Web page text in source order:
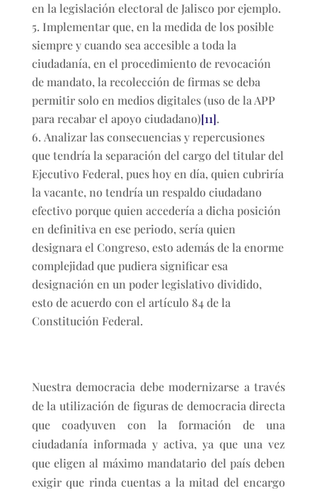
en la legislación electoral de Jalisco por ejemplo.
Implementar que, en la medida de los posible
siempre y cuando sea accesible a toda la
ciudadanía, en el procedimiento de revocación
de mandato, la recolección de firmas se deba
permitir solo en medios digitales (uso de la APP
para recabar el apoyo ciudadano)[11].
Analizar las consecuencias y repercusiones
que tendría la separación del cargo del titular del
Ejecutivo Federal, pues hoy en día, quien cubriría
la vacante, no tendría un respaldo ciudadano
efectivo porque quien accedería a dicha posición
en definitiva en ese periodo, sería quien
designara el Congreso, esto además de la enorme
complejidad que pudiera significar esa
designación en un poder legislativo dividido,
esto de acuerdo con el artículo 84 de la
Constitución Federal.
Nuestra democracia debe modernizarse a través
de la utilización de figuras de democracia directa
que coadyuven con la formación de una
ciudadanía informada y activa, ya que una vez
que eligen al máximo mandatario del país deben
exigir que rinda cuentas a la mitad del encargo